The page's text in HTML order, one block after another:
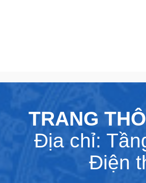
TRANG
Địa chỉ:
Điện